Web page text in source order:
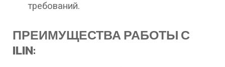
требований.
ПРЕИМУЩЕСТВА РАБОТЫ С
ILIN: